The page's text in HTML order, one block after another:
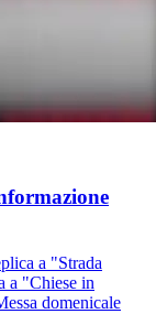
a "Strada
a "Chiese in
domenicale